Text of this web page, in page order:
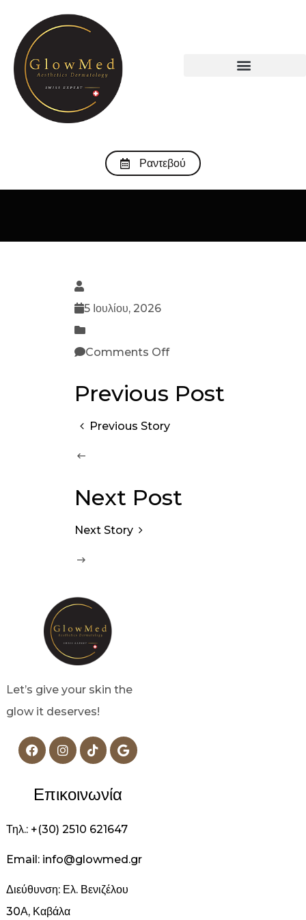
Ραντεβού
5 Ιουλίου, 2026
Comments Off
Previous Post
Previous Story
Next Post
Next Story
Let’s give your skin the
glow it deserves!
Επικοινωνία
Τηλ.: +(30) 2510 621647
Email: info@glowmed.gr
Διεύθυνση: Ελ. Βενιζέλου
30Α, Καβάλα